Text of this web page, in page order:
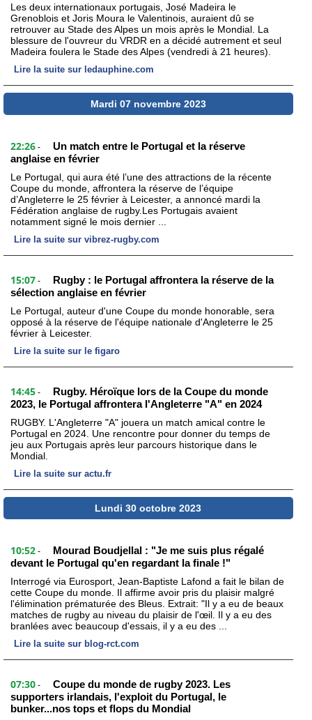
Les deux internationaux portugais, José Madeira le
Grenoblois et Joris Moura le Valentinois, auraient dû se
retrouver au Stade des Alpes un mois après le Mondial. La
blessure de l'ouvreur du VRDR en a décidé autrement et seul
Madeira foulera le Stade des Alpes (vendredi à 21 heures).
Lire la suite sur ledauphine.com
Mardi 07 novembre 2023
22:26 -
Un match entre le Portugal et la réserve
anglaise en février
Le Portugal, qui aura été l’une des attractions de la récente
Coupe du monde, affrontera la réserve de l’équipe
d’Angleterre le 25 février à Leicester, a annoncé mardi la
Fédération anglaise de rugby.Les Portugais avaient
notamment signé le mois dernier ...
Lire la suite sur vibrez-rugby.com
15:07 -
Rugby : le Portugal affrontera la réserve de la
sélection anglaise en février
Le Portugal, auteur d'une Coupe du monde honorable, sera
opposé à la réserve de l'équipe nationale d'Angleterre le 25
février à Leicester.
Lire la suite sur le figaro
14:45 -
Rugby. Héroïque lors de la Coupe du monde
2023, le Portugal affrontera l'Angleterre "A" en 2024
RUGBY. L'Angleterre "A" jouera un match amical contre le
Portugal en 2024. Une rencontre pour donner du temps de
jeu aux Portugais après leur parcours historique dans le
Mondial.
Lire la suite sur actu.fr
Lundi 30 octobre 2023
10:52 -
Mourad Boudjellal : "Je me suis plus régalé
devant le Portugal qu'en regardant la finale !"
Interrogé via Eurosport, Jean-Baptiste Lafond a fait le bilan de
cette Coupe du monde. Il affirme avoir pris du plaisir malgré
l'élimination prématurée des Bleus. Extrait: "Il y a eu de beaux
matches de rugby au niveau du plaisir de l'œil. Il y a eu des
branlées avec beaucoup d'essais, il y a eu des ...
Lire la suite sur blog-rct.com
07:30 -
Coupe du monde de rugby 2023. Les
supporters irlandais, l'exploit du Portugal, le
bunker...nos tops et flops du Mondial